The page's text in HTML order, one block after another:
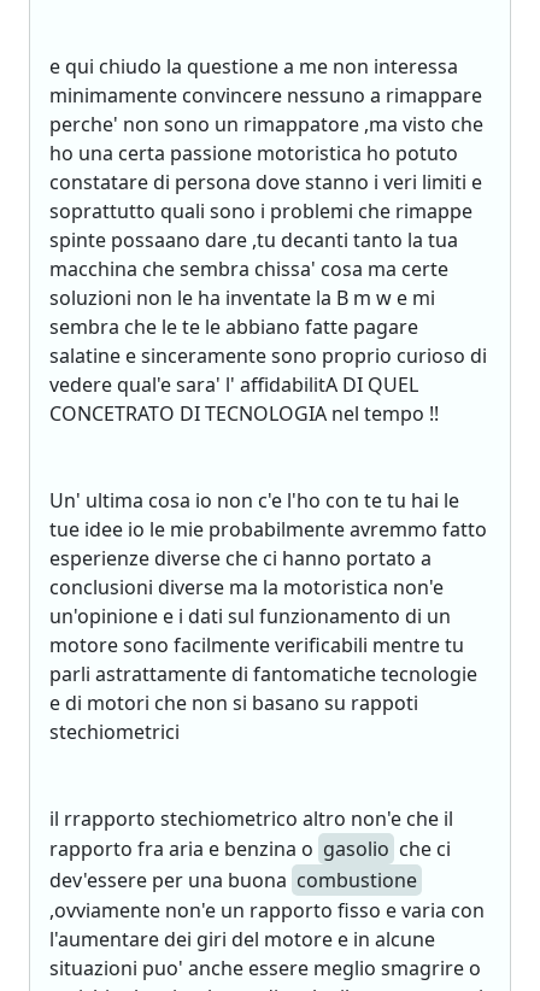
e qui chiudo la questione a me non interessa
minimamente convincere nessuno a rimappare
perche' non sono un rimappatore ,ma visto che
ho una certa passione motoristica ho potuto
constatare di persona dove stanno i veri limiti e
soprattutto quali sono i problemi che rimappe
spinte possaano dare ,tu decanti tanto la tua
macchina che sembra chissa' cosa ma certe
soluzioni non le ha inventate la B m w e mi
sembra che le te le abbiano fatte pagare
salatine e sinceramente sono proprio curioso di
vedere qual'e sara' l' affidabilitA DI QUEL
CONCETRATO DI TECNOLOGIA nel tempo !!
Un' ultima cosa io non c'e l'ho con te tu hai le
tue idee io le mie probabilmente avremmo fatto
esperienze diverse che ci hanno portato a
conclusioni diverse ma la motoristica non'e
un'opinione e i dati sul funzionamento di un
motore sono facilmente verificabili mentre tu
parli astrattamente di fantomatiche tecnologie
e di motori che non si basano su rappoti
stechiometrici
il rrapporto stechiometrico altro non'e che il
rapporto fra aria e benzina o gasolio che ci
dev'essere per una buona combustione
,ovviamente non'e un rapporto fisso e varia con
l'aumentare dei giri del motore e in alcune
situazioni puo' anche essere meglio smagrire o